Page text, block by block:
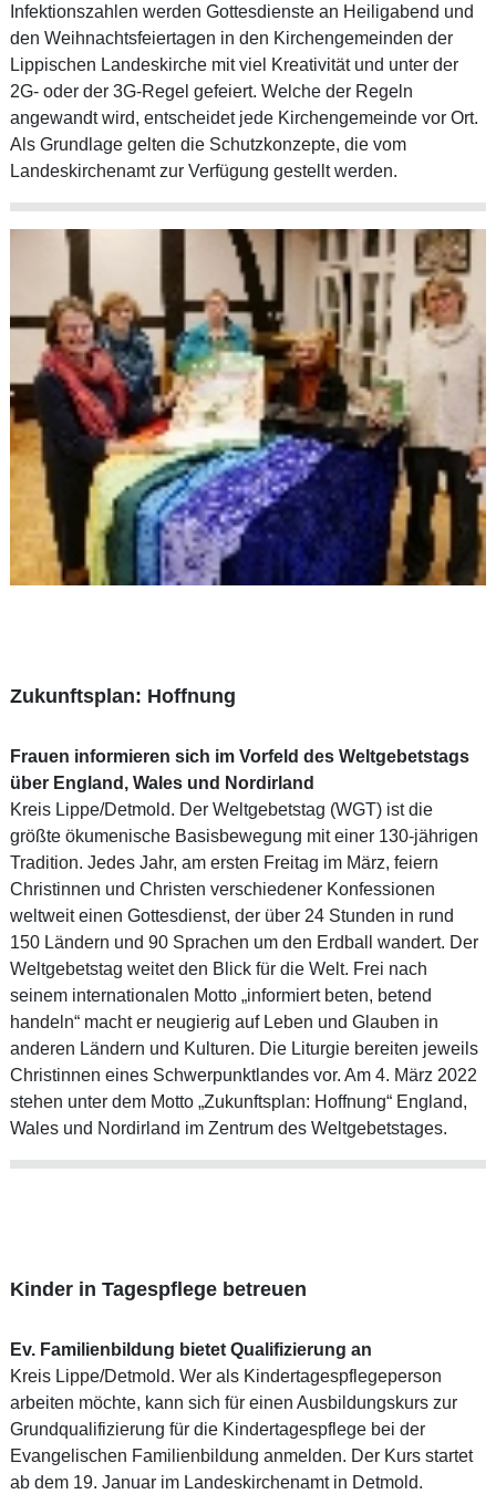
Infektionszahlen werden Gottesdienste an Heiligabend und
den Weihnachtsfeiertagen in den Kirchengemeinden der
Lippischen Landeskirche mit viel Kreativität und unter der
2G- oder der 3G-Regel gefeiert. Welche der Regeln
angewandt wird, entscheidet jede Kirchengemeinde vor Ort.
Als Grundlage gelten die Schutzkonzepte, die vom
Landeskirchenamt zur Verfügung gestellt werden.
Zukunftsplan: Hoffnung
Frauen informieren sich im Vorfeld des Weltgebetstags
über England, Wales und Nordirland
Kreis Lippe/Detmold. Der Weltgebetstag (WGT) ist die
größte ökumenische Basisbewegung mit einer 130-jährigen
Tradition. Jedes Jahr, am ersten Freitag im März, feiern
Christinnen und Christen verschiedener Konfessionen
weltweit einen Gottesdienst, der über 24 Stunden in rund
150 Ländern und 90 Sprachen um den Erdball wandert. Der
Weltgebetstag weitet den Blick für die Welt. Frei nach
seinem internationalen Motto „informiert beten, betend
handeln“ macht er neugierig auf Leben und Glauben in
anderen Ländern und Kulturen. Die Liturgie bereiten jeweils
Christinnen eines Schwerpunktlandes vor. Am 4. März 2022
stehen unter dem Motto „Zukunftsplan: Hoffnung“ England,
Wales und Nordirland im Zentrum des Weltgebetstages.
Kinder in Tagespflege betreuen
Ev. Familienbildung bietet Qualifizierung an
Kreis Lippe/Detmold. Wer als Kindertagespflegeperson
arbeiten möchte, kann sich für einen Ausbildungskurs zur
Grundqualifizierung für die Kindertagespflege bei der
Evangelischen Familienbildung anmelden. Der Kurs startet
ab dem 19. Januar im Landeskirchenamt in Detmold.